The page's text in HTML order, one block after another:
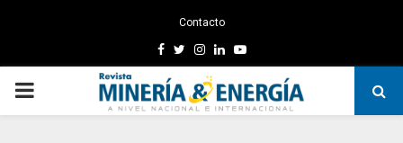
Contacto
Facebook
TwitterInstagram
LinkedinYoutube
PRIMARY